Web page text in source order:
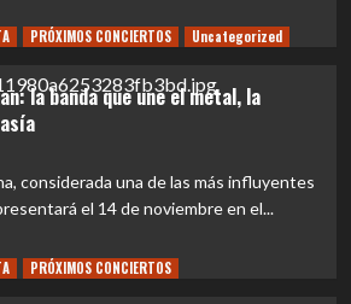
PRÓXIMOS CONCIERTOS Uncategorized
la banda que une el metal, la
considerada una de las más influyentes
el 14 de noviembre en el...
PRÓXIMOS CONCIERTOS